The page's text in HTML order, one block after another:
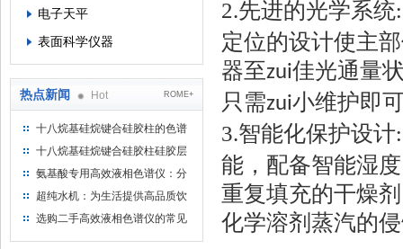
电子天平
表面科学仪器
热点新闻 Hot ROME+
十八烷基硅烷键合硅胶柱的色谱
方法浅述
十八烷基硅烷键合硅胶柱硅胶层
析时如何装柱
氨基酸专用高效液相色谱仪：分
析氨基酸的仪器
超纯水机：为生活提供高品质饮
用水
选购二手高效液相色谱仪的常见
2.先进的光学系统:
定位的设计使主
器至zui佳光通量
只需zui小维护即
3.智能化保护设计:
能，配备智能湿
重复填充的干燥
化学溶剂蒸汽的